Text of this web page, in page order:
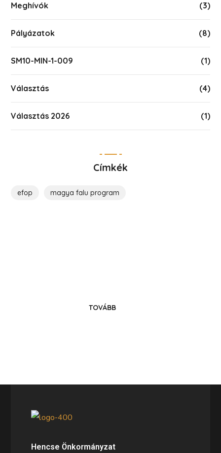
Meghívók (3)
Pályázatok (8)
SM10-MIN-1-009 (1)
Választás (4)
Választás 2026 (1)
Címkék
efop magya falu program
TOVÁBB
Hencse Önkormányzat